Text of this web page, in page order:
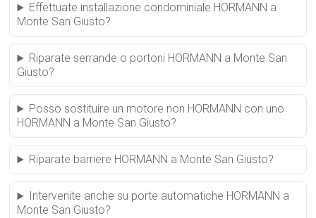
Effettuate installazione condominiale HORMANN a
Monte San Giusto?
Riparate serrande o portoni HORMANN a Monte San
Giusto?
Posso sostituire un motore non HORMANN con uno
HORMANN a Monte San Giusto?
Riparate barriere HORMANN a Monte San Giusto?
Intervenite anche su porte automatiche HORMANN a
Monte San Giusto?